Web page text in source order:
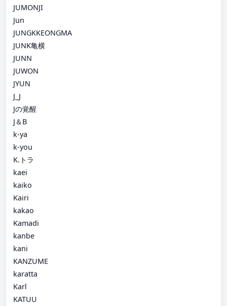
JUMONJI
Jun
JUNGKKEONGMA
JUNK亀横
JUNN
JUWON
JYUN
J_J
Jの覚醒
J＆B
k-ya
k-you
K.トラ
kaei
kaiko
Kairi
kakao
Kamadi
kanbe
kani
KANZUME
karatta
Karl
KATUU